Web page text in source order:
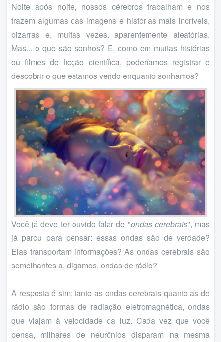
Noite após noite, nossos cérebros trabalham e nos
trazem algumas das imagens e histórias mais incríveis,
bizarras e, muitas vezes, aparentemente aleatórias.
Mas... o que são sonhos? E, como em muitas histórias
ou filmes de ficção científica, poderíamos registrar e
descobrir o que estamos vendo enquanto sonhamos?
Você já deve ter ouvido falar de "ondas cerebrais", mas
já parou para pensar: essas ondas são de verdade?
Elas transportam informações? As ondas cerebrais são
semelhantes a, digamos, ondas de rádio?
A resposta é sim; tanto as ondas cerebrais quanto as de
rádio são formas de radiação eletromagnética, ondas
que viajam à velocidade da luz. Cada vez que você
pensa, milhares de neurônios disparam na mesma